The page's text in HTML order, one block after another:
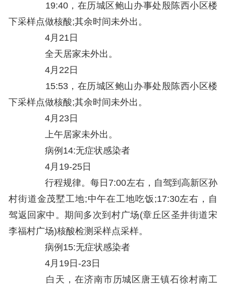
19:40，在历城区鲍山办事处殷陈西小区楼
下采样点做核酸;其余时间未外出。
4月21日
全天居家未外出。
4月22日
15:53，在历城区鲍山办事处殷陈西小区楼
下采样点做核酸;其余时间未外出。
4月23日
上午居家未外出。
病例14:无症状感染者
4月19-25日
行程规律。每日7:00左右，自驾到高新区孙
村街道金茂墅工地;中午在工地吃饭;17:30左右，自
驾返回家中。期间多次到村广场(章丘区圣井街道宋
李福村广场)核酸检测采样点采样。
病例15:无症状感染者
4月19日-23日
白天，在济南市历城区唐王镇石徐村南工